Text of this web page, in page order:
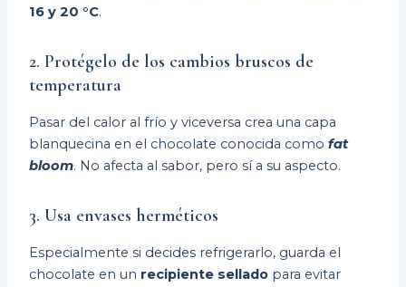
16 y 20 °C.
2. Protégelo de los cambios bruscos de
temperatura
Pasar del calor al frío y viceversa crea una capa
blanquecina en el chocolate conocida comofat
bloom. No afecta al sabor, pero sí a su aspecto.
3. Usa envases herméticos
Especialmente si decides refrigerarlo, guarda el
chocolate en un recipiente sellado para evitar